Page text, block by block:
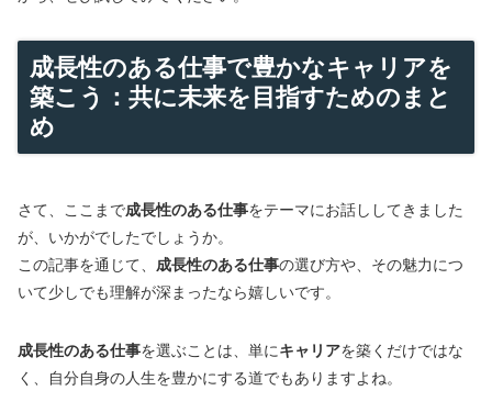
成長性のある仕事で豊かなキャリアを
築こう：共に未来を目指すためのまと
め
さて、ここまで成長性のある仕事をテーマにお話ししてきました
が、いかがでしたでしょうか。
この記事を通じて、 成長性のある仕事の選び方や、その魅力につ
いて少しでも理解が深まったなら嬉しいです。
成長性のある仕事を選ぶことは、単にキャリアを築くだけではな
く、自分自身の人生を豊かにする道でもありますよね。